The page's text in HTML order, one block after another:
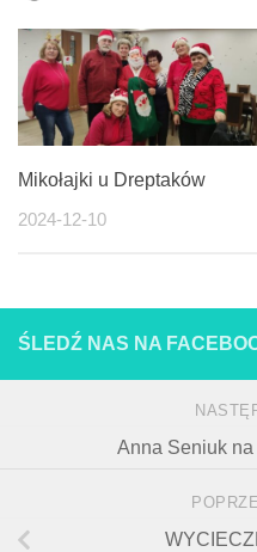
Mikołajki u Dreptaków
2024-12-10
ŚLEDŹ NAS NA
Anna Seniuk